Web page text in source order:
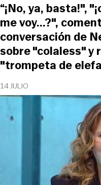
14 JULIO
“¡No, ya, basta!",
me voy...?",
conversación de
sobre "colaless" y
"trompeta de